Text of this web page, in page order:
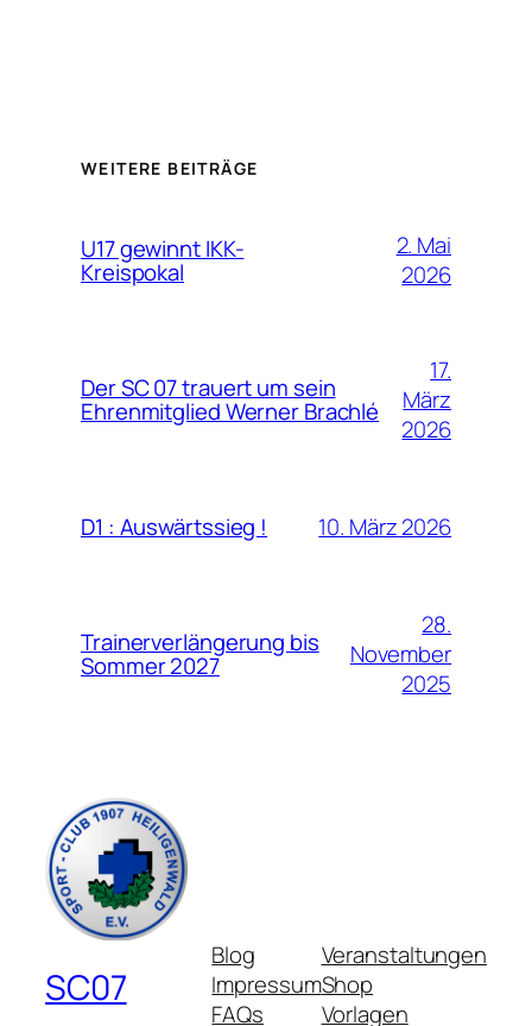
WEITERE BEITRÄGE
U17 gewinnt IKK-
Kreispokal
2. Mai
2026
Der SC 07 trauert um sein
Ehrenmitglied Werner Brachlé
17.
März
2026
D1 : Auswärtssieg ! 10. März 2026
Trainerverlängerung bis
Sommer 2027
28.
November
2025
SC07
Blog
Impressum
FAQs
Veranstaltungen
Shop
Vorlagen